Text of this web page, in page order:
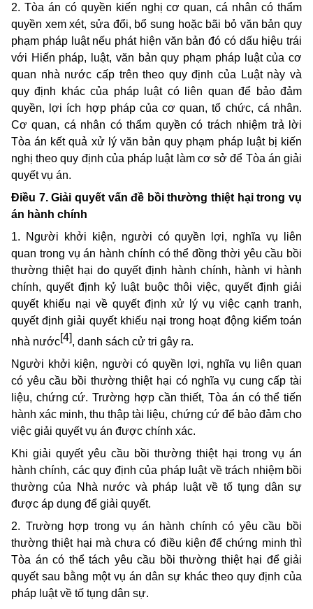
2. Tòa án có quyền kiến nghị cơ quan, cá nhân có thẩm
quyền xem xét, sửa đổi, bổ sung hoặc bãi bỏ văn bản quy
phạm pháp luật nếu phát hiện văn bản đó có dấu hiệu trái
với Hiến pháp, luật, văn bản quy phạm pháp luật của cơ
quan nhà nước cấp trên theo quy định của Luật này và
quy định khác của pháp luật có liên quan để bảo đảm
quyền, lợi ích hợp pháp của cơ quan, tổ chức, cá nhân.
Cơ quan, cá nhân có thẩm quyền có trách nhiệm trả lời
Tòa án kết quả xử lý văn bản quy phạm pháp luật bị kiến
nghị theo quy định của pháp luật làm cơ sở để Tòa án giải
quyết vụ án.
Điều 7. Giải quyết vấn đề bồi thường thiệt hại trong vụ
án hành chính
1. Người khởi kiện, người có quyền lợi, nghĩa vụ liên
quan trong vụ án hành chính có thể đồng thời yêu cầu bồi
thường thiệt hại do quyết định hành chính, hành vi hành
chính, quyết định kỷ luật buộc thôi việc, quyết định giải
quyết khiếu nại về quyết định xử lý vụ việc cạnh tranh,
quyết định giải quyết khiếu nại trong hoạt động kiểm toán
nhà nước[4], danh sách cử tri gây ra.
Người khởi kiện, người có quyền lợi, nghĩa vụ liên quan
có yêu cầu bồi thường thiệt hại có nghĩa vụ cung cấp tài
liệu, chứng cứ. Trường hợp cần thiết, Tòa án có thể tiến
hành xác minh, thu thập tài liệu, chứng cứ để bảo đảm cho
việc giải quyết vụ án được chính xác.
Khi giải quyết yêu cầu bồi thường thiệt hại trong vụ án
hành chính, các quy định của pháp luật về trách nhiệm bồi
thường của Nhà nước và pháp luật về tố tụng dân sự
được áp dụng để giải quyết.
2. Trường hợp trong vụ án hành chính có yêu cầu bồi
thường thiệt hại mà chưa có điều kiện để chứng minh thì
Tòa án có thể tách yêu cầu bồi thường thiệt hại để giải
quyết sau bằng một vụ án dân sự khác theo quy định của
pháp luật về tố tụng dân sự.